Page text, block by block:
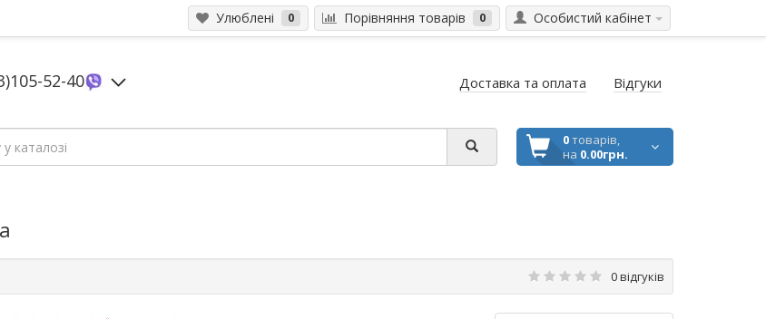
Улюблені 0 Порівняння товарів 0 Особистий кабінет
52-40 Доставка та оплата Відгуки
0товарів,
на 0.00грн.
0 відгуків